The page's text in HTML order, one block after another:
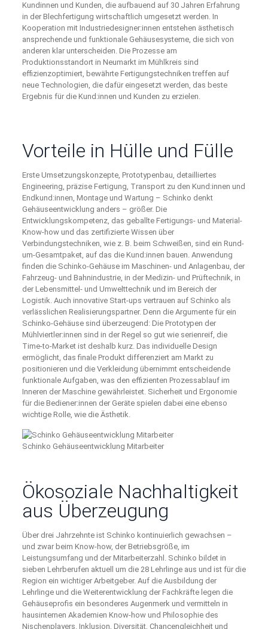
Kundinnen und Kunden, die aufbauend auf 30 Jahren Erfahrung
in der Blechfertigung wirtschaftlich umgesetzt werden. In
Kooperation mit Industriedesigner:innen entstehen ästhetisch
ansprechende und funktionale Gehäusesysteme, die sich von
anderen klar unterscheiden. Die Prozesse am
Produktionsstandort in Neumarkt im Mühlkreis sind
effizienzoptimiert, bewährte Fertigungstechniken treffen auf
neue Technologien, die dafür eingesetzt werden, das beste
Ergebnis für die Kund:innen und Kunden zu erzielen.
Vorteile in Hülle und Fülle
Erste Umsetzungskonzepte, Prototypenbau, detailliertes
Engineering, präzise Fertigung, Transport zu den Kund:innen und
Endkund:innen, Montage und Wartung – Schinko denkt
Gehäuseentwicklung anders – größer. Die
Entwicklungskompetenz, das geballte Fertigungs- und Material-
Know-how und das zertifizierte Wissen über
Verbindungstechniken, wie z. B. beim Schweißen, sind ein Rund-
um-Gesamtpaket, auf das die Kund:innen bauen. Anwendung
finden die Schinko-Gehäuse im Maschinen- und Anlagenbau, der
Fahrzeug- und Bahnindustrie, in der Medizin- und Prüftechnik, in
der Lebensmittel- und Umwelttechnik und im Bereich der
Logistik. Auch innovative Start-ups vertrauen auf Schinko als
verlässlichen Realisierungspartner. Denn die Argumente für ein
Schinko-Gehäuse sind überzeugend: Die Prototypen der
Mühlviertler:innen sind in der Regel so gut wie serienreif, die
Time-to-Market ist deshalb kurz. Das individuelle Design
ermöglicht, das finale Produkt differenziert am Markt zu
positionieren und die Verkleidung übernimmt entscheidende
funktionale Aufgaben, was den effizienten Prozessablauf im
Inneren der Maschine gewährleistet. Sicherheit und Ergonomie
für die Bediener:innen der Geräte spielen dabei eine ebenso
wichtige Rolle, wie die Ästhetik.
Schinko Gehäuseentwicklung Mitarbeiter
Ökosoziale Nachhaltigkeit
aus Überzeugung
Über drei Jahrzehnte ist Schinko kontinuierlich gewachsen –
und zwar beim Know-how, der Betriebsgröße, im
Leistungsumfang und der Mitarbeiterzahl. Schinko bildet in
sieben Lehrberufen aktuell um die 28 Lehrlinge aus und ist für die
Region ein wichtiger Arbeitgeber. Auf die Ausbildung der
Lehrlinge und die Weiterentwicklung der Fachkräfte legen die
Gehäuseprofis ein besonderes Augenmerk und vermitteln in
hausinternen Akademien Know-how und Philosophie des
Nischenplayers. Inklusion, Diversität, Chancengleichheit und